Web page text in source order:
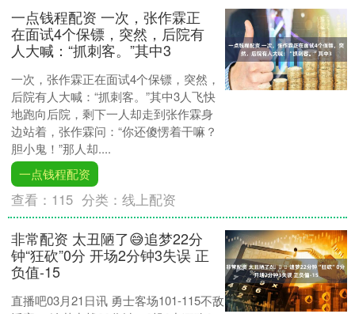
一点钱程配资 一次，张作霖正
在面试4个保镖，突然，后院有
人大喊：“抓刺客。”其中3
一次，张作霖正在面试4个保镖，突然，
后院有人大喊：“抓刺客。”其中3人飞快
地跑向后院，剩下一人却走到张作霖身
边站着，张作霖问：“你还傻愣着干嘛？
胆小鬼！”那人却....
一点钱程配资
查看： 115 分类：线上配资
非常配资 太丑陋了😅追梦22分
钟“狂砍”0分 开场2分钟3失误 正
负值-15
直播吧03月21日讯 勇士客场101-115不敌